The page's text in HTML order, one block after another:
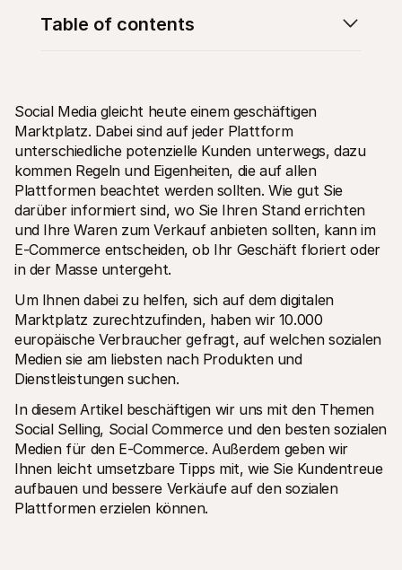
Technische Ressourcen
Developer-Portal
Entdecken Sie unsere Ressourcen und Updates für
Developer
Bibliotheken
Integrieren Sie Mollie mit unseren Plug-and-Play-Paketen
Discord community
Werden Sie Teil der Entwickler-Community
Über Mollie
Preise
Sehen Sie sich unsere Preise an
Über uns
Unsere Story und Werte
News
Lesen Sie aktuelle Mollie-
Neuigkeiten
Karriere
Kommen Sie zu uns - wir stellen ein!
Für Endkunden
Warum steht Mollie auf Ihrem Kontoauszug?
Für Mollie-Händler
Kontaktieren Sie unseren Händler-Support
Sales-Team kontaktieren
Erfahren Sie, wie wir Ihrem Unternehmen helfen können
Social Media gleicht heute einem geschäftigen
Marktplatz. Dabei sind auf jeder Plattform
unterschiedliche potenzielle Kunden unterwegs, dazu
kommen Regeln und Eigenheiten, die auf allen
Plattformen beachtet werden sollten. Wie gut Sie
darüber informiert sind, wo Sie Ihren Stand errichten
und Ihre Waren zum Verkauf anbieten sollten, kann im
E-Commerce entscheiden, ob Ihr Geschäft floriert oder
in der Masse untergeht.
Um Ihnen dabei zu helfen, sich auf dem digitalen
Marktplatz zurechtzufinden, haben wir 10.000
europäische Verbraucher gefragt, auf welchen sozialen
Medien sie am liebsten nach Produkten und
Dienstleistungen suchen.
In diesem Artikel beschäftigen wir uns mit den Themen
Social Selling, Social Commerce und den besten sozialen
Medien für den E-Commerce. Außerdem geben wir
Ihnen leicht umsetzbare Tipps mit, wie Sie Kundentreue
aufbauen und bessere Verkäufe auf den sozialen
Plattformen erzielen können.
Table of contents